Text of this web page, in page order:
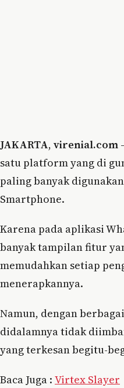
JAKARTA, virenial.com
satu platform yang di
paling banyak
Smartphone.
Karena pada aplikasi
banyak tampilan fitur
memudahkan setiap
menerapkannya.
Namun, dengan
didalamnya tidak
yang terkesan begitu-
Baca Juga : Virtex Slayer